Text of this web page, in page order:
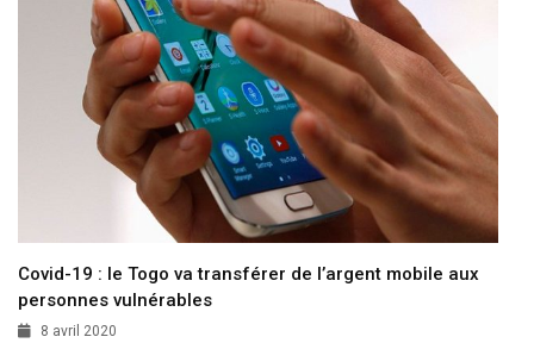
Covid-19 : le Togo va transférer de l’argent mobile aux
personnes vulnérables
8 avril 2020